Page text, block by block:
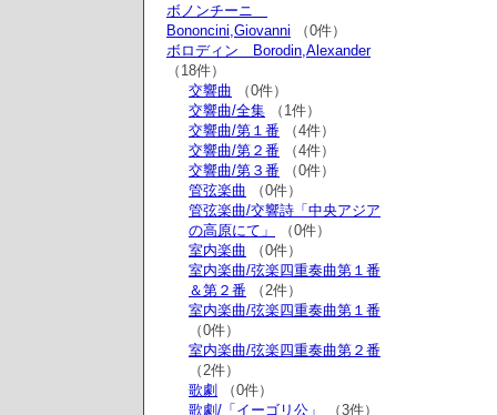
ボノンチーニ
Bononcini,Giovanni （0件）
ボロディン Borodin,Alexander
（18件）
交響曲 （0件）
交響曲/全集 （1件）
交響曲/第１番 （4件）
交響曲/第２番 （4件）
交響曲/第３番 （0件）
管弦楽曲 （0件）
管弦楽曲/交響詩「中央アジア
の高原にて」
（0件）
室内楽曲 （0件）
室内楽曲/弦楽四重奏曲第１番
＆第２番 （2件）
室内楽曲/弦楽四重奏曲第１番
（0件）
室内楽曲/弦楽四重奏曲第２番
（2件）
歌劇
（0件）
歌劇/「イーゴリ公」
（3件）